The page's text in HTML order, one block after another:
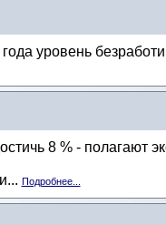
уровень
8 % - полагают
Подробнее...